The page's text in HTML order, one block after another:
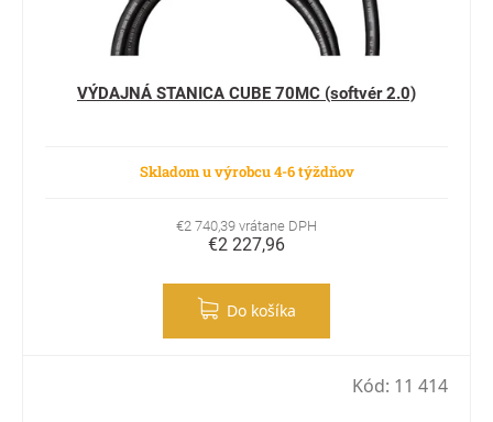
VÝDAJNÁ STANICA CUBE 70MC (softvér 2.0)
Skladom u výrobcu 4-6 týždňov
€2 740,39 vrátane DPH
€2 227,96
Do košíka
Kód: 11 414